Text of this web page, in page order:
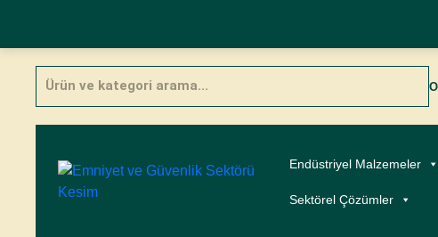
Products
search
Endüstriyel Malzemeler
Sektörel Çözümler